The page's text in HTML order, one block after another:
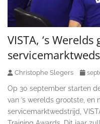
VISTA, ‘s
Christophe Slegers
Op 30 september starten
van ’s werelds grootste, en
servicemarktwedstrijd,